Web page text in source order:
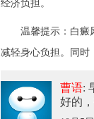
经济负担。
温馨提示：白癜风
减轻身心负担。同时
曹语:
好的